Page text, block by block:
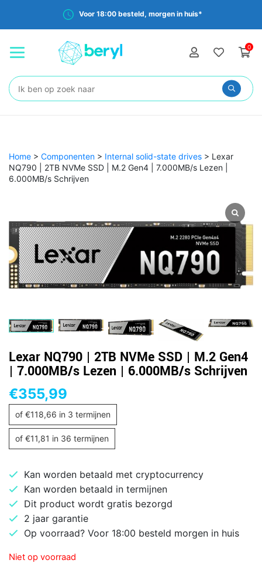
Voor 18:00 besteld, morgen in huis*
0
Zoeken:
Home > Componenten > Internal solid-state drives > Lexar
NQ790 | 2TB NVMe SSD | M.2 Gen4 | 7.000MB/s Lezen |
6.000MB/s Schrijven
Lexar NQ790 | 2TB NVMe SSD | M.2 Gen4
| 7.000MB/s Lezen | 6.000MB/s Schrijven
€355,99
of €118,66 in 3 termijnen
of €11,81 in 36 termijnen
Kan worden betaald met cryptocurrency
Kan worden betaald in termijnen
Dit product wordt gratis bezorgd
2 jaar garantie
Op voorraad? Voor 18:00 besteld morgen in huis
Niet op voorraad